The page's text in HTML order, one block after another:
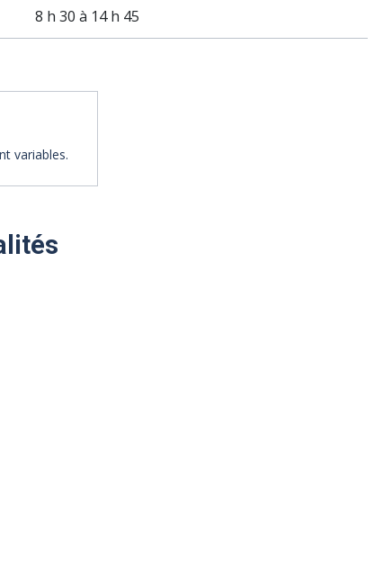
8 h 30 à 14 h 45
variables.